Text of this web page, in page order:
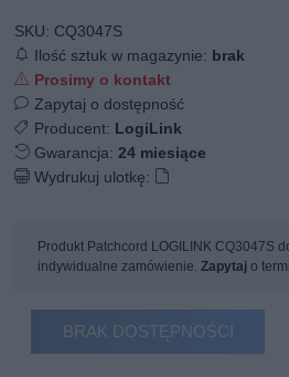
SKU: CQ3047S
Ilość sztuk w magazynie: brak
Prosimy o kontakt
Zapytaj o dostępność
Producent: LogiLink
Gwarancja:24 miesiące
Wydrukuj ulotkę:
Produkt Patchcord LOGILINK CQ3047S
indywidualne zamówienie.Zapytaj o
BRAK DOSTĘPNOŚCI